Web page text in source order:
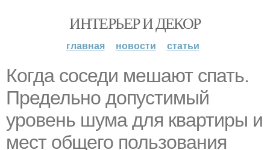
ИНТЕРЬЕР И ДЕКОР
главная новости статьи
Когда соседи мешают спать.
Предельно допустимый
уровень шума для квартиры и
мест общего пользования